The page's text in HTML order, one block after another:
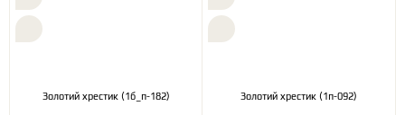
Золотий хрестик (1б_п-182) Золотий хрестик (1п-092)